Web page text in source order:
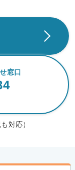
窓口
対応）